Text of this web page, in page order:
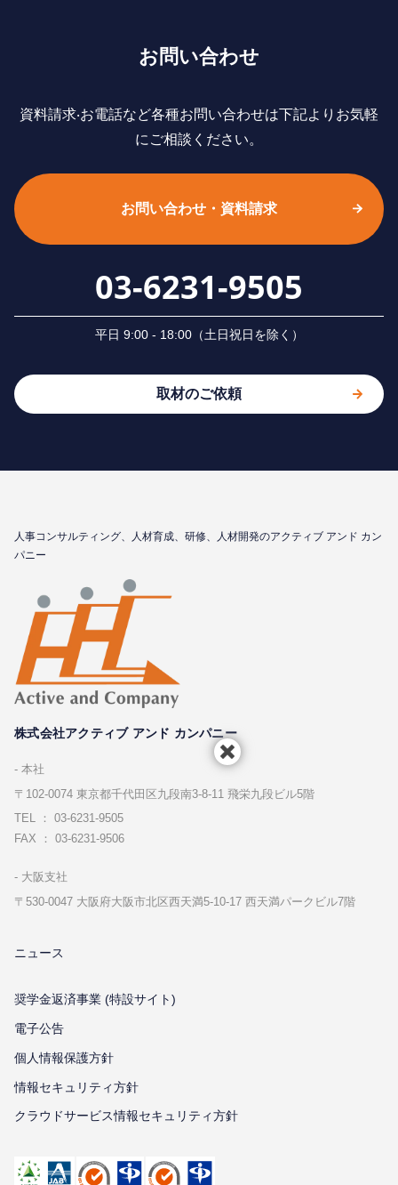
お問い合わせ
資料請求‧お電話など各種お問い合わせは下記よりお気軽
にご相談ください。
お問い合わせ・資料請求
03-6231-9505
平⽇ 9:00 - 18:00（⼟⽇祝⽇を除く）
取材のご依頼
⼈事コンサルティング、⼈材育成、研修、⼈材開発のアクティブ アンド カン
パニー
株式会社アクティブ アンド カンパニー
本社
〒102-0074 東京都千代⽥区九段南3-8-11 飛栄九段ビル5階
TEL ： 03-6231-9505
FAX ： 03-6231-9506
⼤阪⽀社
〒530-0047 ⼤阪府⼤阪市北区⻄天満5-10-17 ⻄天満パークビル7階
ニュース
奨学金返済事業 (特設サイト)
電子公告
個⼈情報保護⽅針
情報セキュリティ⽅針
クラウドサービス情報セキュリティ方針